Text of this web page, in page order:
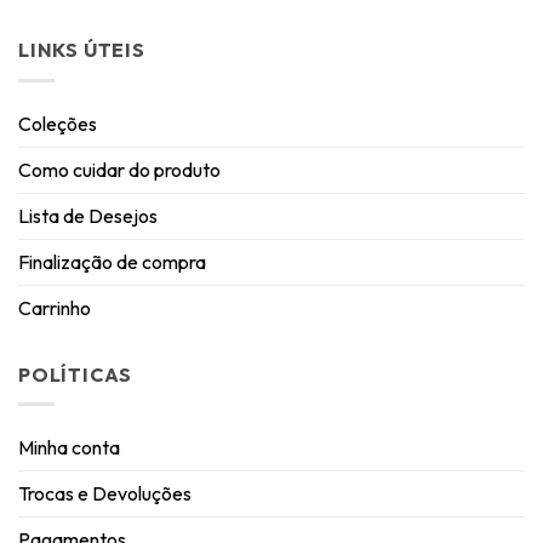
LINKS ÚTEIS
Coleções
Como cuidar do produto
Lista de Desejos
Finalização de compra
Carrinho
POLÍTICAS
Minha conta
Trocas e Devoluções